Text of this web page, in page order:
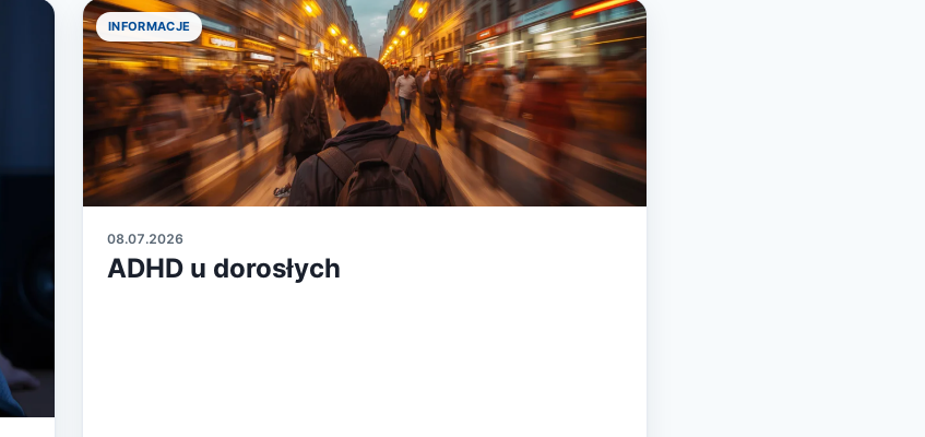
INFORMACJE
08.07.2026
ADHD u dorosłych